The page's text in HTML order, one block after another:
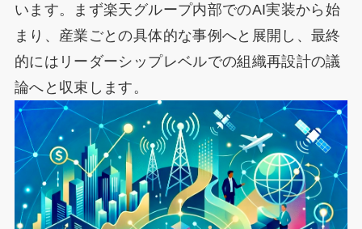
います。まず楽天グループ内部でのAI実装から始
まり、産業ごとの具体的な事例へと展開し、最終
的にはリーダーシップレベルでの組織再設計の議
論へと収束します。